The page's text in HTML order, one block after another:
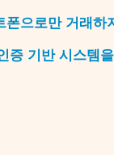
폰으로만 거래하
증 기반 시스템